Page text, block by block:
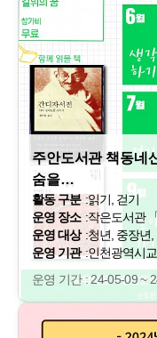
주안도서관 책동네
숨을…
활동 구분 :읽기, 걷기
운영 장소 :작은도서관
운영 대상 :청년, 중장년,
운영 기관 :인천광역시
운영 기간 : 24-05-09 ~